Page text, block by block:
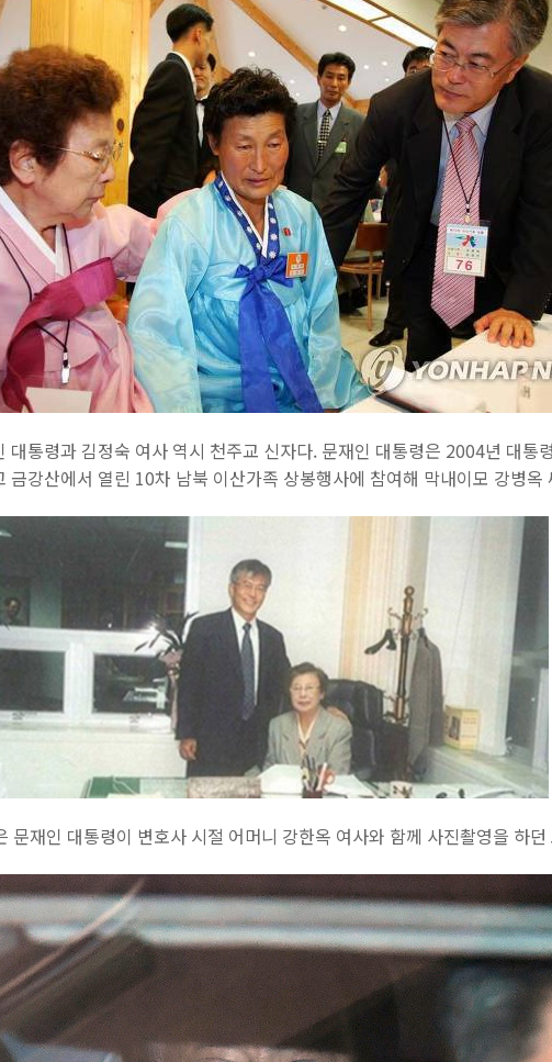
대통령과 김정숙 여사 역시 천주교 신자다. 문재인 대통령은 2004년 대통
금강산에서 열린 10차 남북 이산가족 상봉행사에 참여해 막내이모 강병옥
문재인 대통령이 변호사 시절 어머니 강한옥 여사와 함께 사진촬영을 하던